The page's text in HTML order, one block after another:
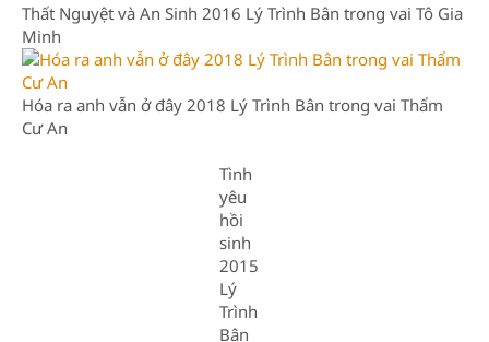
Thất Nguyệt và An Sinh 2016 Lý Trình Bân trong vai Tô Gia
Minh
Hóa ra anh vẫn ở đây 2018 Lý Trình Bân trong vai Thẩm
Cư An
Tình
yêu
hồi
sinh
2015
Lý
Trình
Bân